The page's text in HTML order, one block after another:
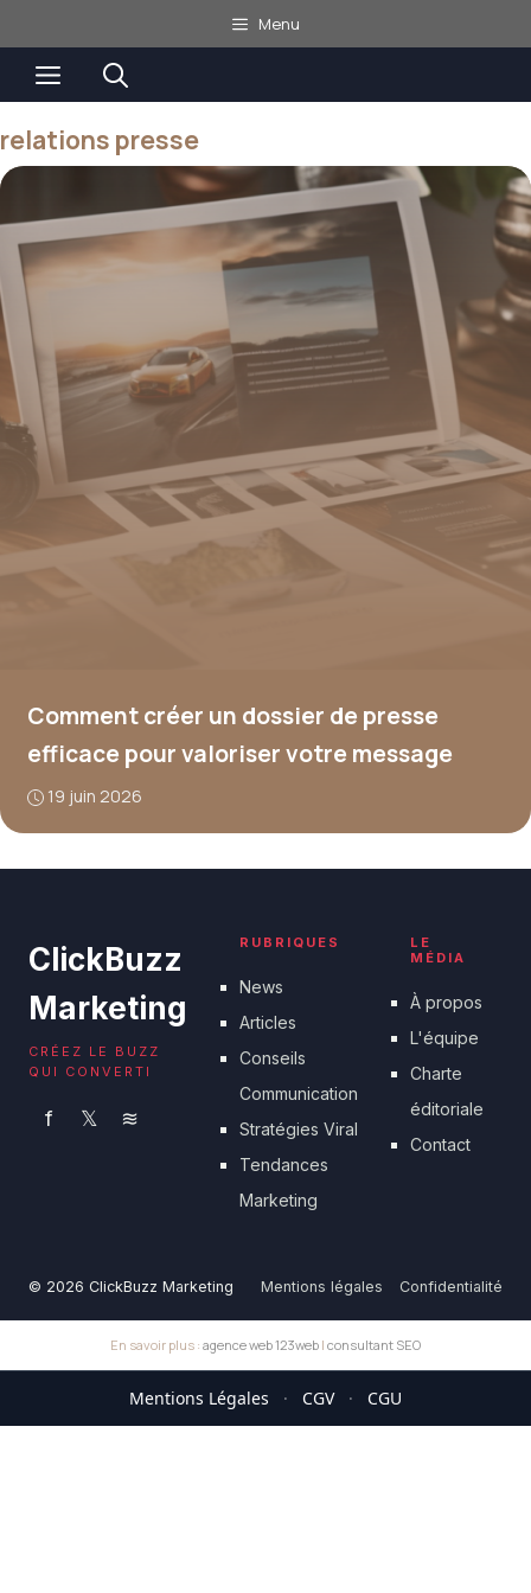
au
contenu
Menu
Menu
relations presse
Comment créer un dossier de presse
efficace pour valoriser votre message
19 juin 2026
ClickBuzz
Marketing
CRÉEZ LE BUZZ
QUI CONVERTI
f 𝕏 ≋
RUBRIQUES
News
Articles
Conseils
Communication
Stratégies Viral
Tendances
Marketing
LE
MÉDIA
À propos
L'équipe
Charte
éditoriale
Contact
© 2026 ClickBuzz Marketing Mentions légales Confidentialité
En savoir plus : agence web 123web | consultant SEO
Mentions Légales · CGV · CGU